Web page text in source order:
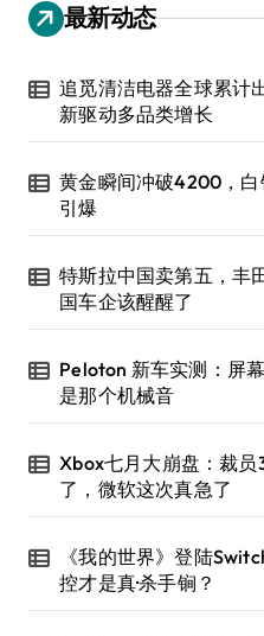
最新动态
追觅清洁电器全球累计
新驱动多品类增长
黄金瞬间冲破4200，
引爆
特斯拉中国卖第五，
国车企该醒醒了
Peloton 新车实测：屏
是那个机械音
Xbox七月大崩盘：裁
了，微软这次真急了
《我的世界》登陆
控才是真·杀手锏？